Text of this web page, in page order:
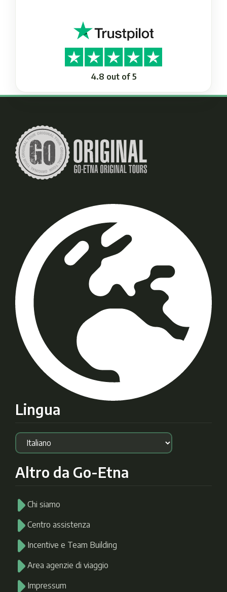
4.8 out of 5
Lingua
Altro da Go-Etna
Chi siamo
Centro assistenza
Incentive e Team Building
Area agenzie di viaggio
Impressum